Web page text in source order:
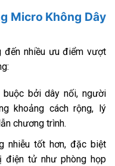
Micro Không Dây
đến nhiều ưu điểm vượt
buộc bởi dây nối, người
khoảng cách rộng, lý
chương trình.
nhiễu tốt hơn, đặc biệt
điện tử như phòng họp